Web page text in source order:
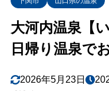
大河内温泉【
日帰り温泉で
2026年5月23日
2 日帰り温泉 大河
3 大河内温泉「いの
3.1 大浴場では源泉
3.2 無色透明だけ